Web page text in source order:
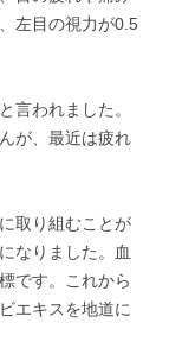
左目の視力が0.5
言われました。
が、最近は疲れ
取り組むことが
なりました。血
です。これから
エキスを地道に